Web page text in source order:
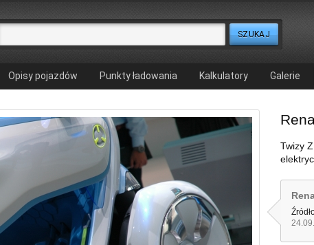
Opisy pojazdów Punkty ładowania Kalkulatory Galerie
Twizy